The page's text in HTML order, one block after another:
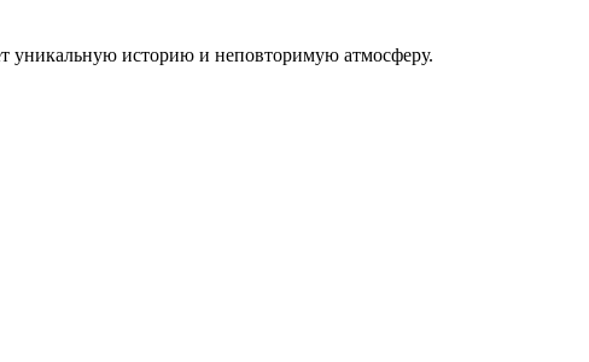
уникальную историю и неповторимую атмосферу.